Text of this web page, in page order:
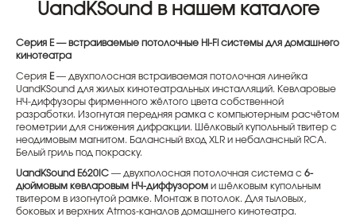
UandKSound в нашем каталоге
Серия E — встраиваемые потолочные Hi-Fi системы для домашнего
кинотеатра
Серия E— двухполосная встраиваемая потолочная линейка
UandKSound для жилых кинотеатральных инсталляций. Кевларовые
НЧ-диффузоры фирменного жёлтого цвета собственной
разработки. Изогнутая передняя рамка с компьютерным расчётом
геометрии для снижения дифракции. Шёлковый купольный твитер с
неодимовым магнитом. Балансный вход XLR и небалансный RCA.
Белый гриль под покраску.
UandKSound E620IC — двухполосная потолочная система с 6-
дюймовым кевларовым НЧ-диффузором и шёлковым купольным
твитером в изогнутой рамке. Монтаж в потолок. Для тыловых,
боковых и верхних Atmos-каналов домашнего кинотеатра.